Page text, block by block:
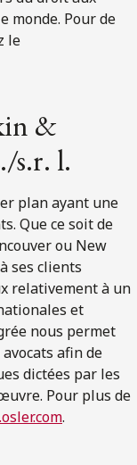
monde. Pour de
le
&
s.r. l.
plan ayant une
Que ce soit de
ou New
ses clients
relativement à un
et
nous permet
avocats afin de
dictées par les
Pour plus de
.